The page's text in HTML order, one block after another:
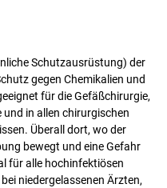
Schutzausrüstung) der
gegen Chemikalien und
für die Gefäßchirurgie,
in allen chirurgischen
Überall dort, wo der
bewegt und eine Gefahr
für alle hochinfektiösen
niedergelassenen Ärzten,